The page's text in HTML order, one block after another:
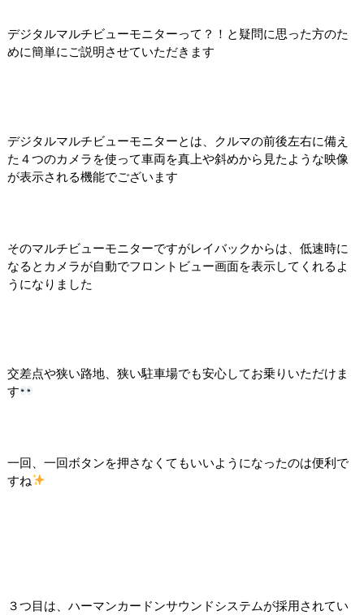
デジタルマルチビューモニターって？！と疑問に思った方のた
めに簡単にご説明させていただきます
デジタルマルチビューモニターとは、クルマの前後左右に備え
た４つのカメラを使って車両を真上や斜めから見たような映像
が表示される機能でございます
そのマルチビューモニターですがレイバックからは、低速時に
なるとカメラが自動でフロントビュー画面を表示してくれるよ
うになりました
交差点や狭い路地、狭い駐車場でも安心してお乗りいただけま
す
一回、一回ボタンを押さなくてもいいようになったのは便利で
すね
３つ目は、ハーマンカードンサウンドシステムが採用されてい